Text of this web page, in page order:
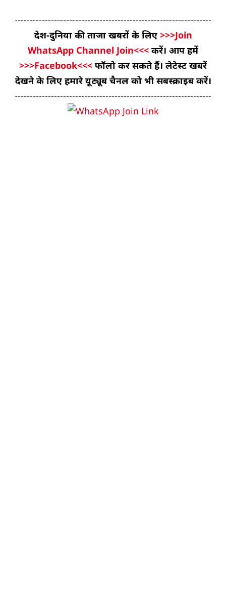
-----------------------------------------------------------------
देश-दुनिया की ताजा खबरों के लिए >>>Join
WhatsApp Channel Join<<< करें। आप हमें
>>>Facebook<<< फॉलो कर सकते हैं। लेटेस्ट खबरें
देखने के लिए हमारे यूट्यूब चैनल को भी सबस्क्राइब करें।
-----------------------------------------------------------------